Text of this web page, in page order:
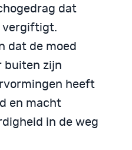
dat
vergiftigt.
dat de moed
buiten zijn
heeft
en macht
in de weg